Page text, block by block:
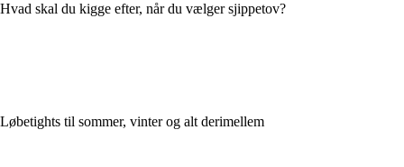
Hvad skal du kigge efter, når du vælger sjippetov?
Løbetights til sommer, vinter og alt derimellem